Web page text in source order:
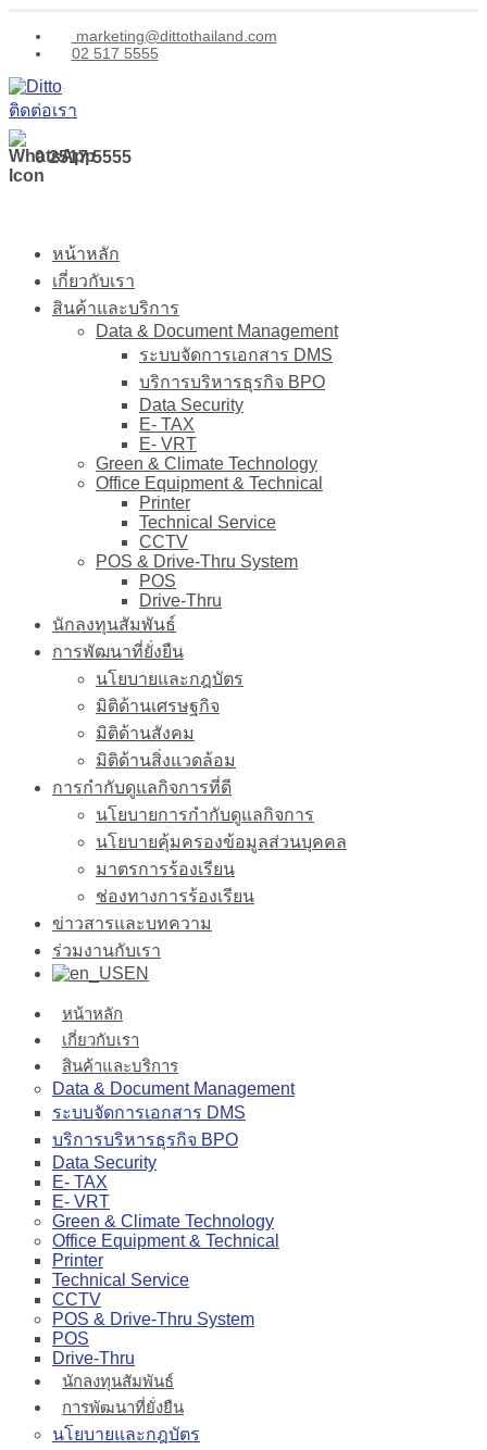
marketing@dittothailand.com
02 517 5555
ติดต่อเรา
0 2517 5555
หน้าหลัก
เกี่ยวกับเรา
สินค้าและบริการ
Data & Document Management
ระบบจัดการเอกสาร DMS
บริการบริหารธุรกิจ BPO
Data Security
E- TAX
E- VRT
Green & Climate Technology
Office Equipment & Technical
Printer
Technical Service
CCTV
POS & Drive-Thru System
POS
Drive-Thru
นักลงทุนสัมพันธ์
การพัฒนาที่ยั่งยืน
นโยบายและกฎบัตร
มิติด้านเศรษฐกิจ
มิติด้านสังคม
มิติด้านสิ่งแวดล้อม
การกำกับดูแลกิจการที่ดี
นโยบายการกำกับดูแลกิจการ
นโยบายคุ้มครองข้อมูลส่วนบุคคล
มาตรการร้องเรียน
ช่องทางการร้องเรียน
ข่าวสารและบทความ
ร่วมงานกับเรา
EN
หน้าหลัก
เกี่ยวกับเรา
สินค้าและบริการ
Data & Document Management
ระบบจัดการเอกสาร DMS
บริการบริหารธุรกิจ BPO
Data Security
E- TAX
E- VRT
Green & Climate Technology
Office Equipment & Technical
Printer
Technical Service
CCTV
POS & Drive-Thru System
POS
Drive-Thru
นักลงทุนสัมพันธ์
การพัฒนาที่ยั่งยืน
นโยบายและกฎบัตร